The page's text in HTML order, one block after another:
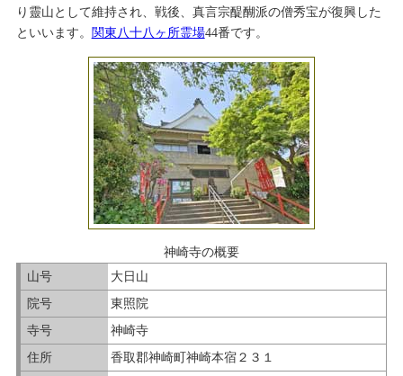
り靈山として維持され、戦後、真言宗醍醐派の僧秀宝が復興した
といいます。 関東八十八ヶ所霊場44番です。
神崎寺の概要
山号
大日山
院号
東照院
寺号
神崎寺
住所
香取郡神崎町神崎本宿２３１